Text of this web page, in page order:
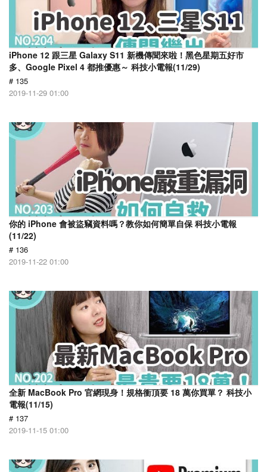
iPhone 12 跟三星 Galaxy S11 新機傳聞來啦！黑色星期五好市
多、Google Pixel 4 都推優惠～ 科技小電報(11/29)
# 135
2019-11-29 01:00
你的 iPhone 會被盜竊資料嗎？教你如何簡單自保 科技小電報
(11/22)
# 136
2019-11-22 01:00
全新 MacBook Pro 官網現身！規格衝頂要 18 萬你買單？ 科技小
電報(11/15)
# 137
2019-11-15 01:00